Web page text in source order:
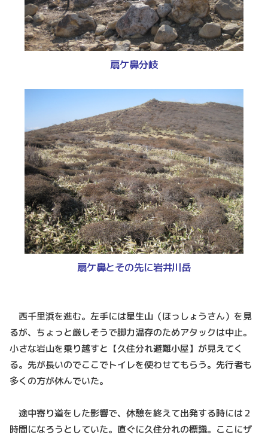
扇ケ鼻分岐
扇ケ鼻とその先に岩井川岳
西千里浜を進む。左手には星生山（ほっしょうさん）を見
るが、ちょっと厳しそうで脚力温存のためアタックは中止。
小さな岩山を乗り越すと【久住分れ避難小屋】が見えてく
る。先が長いのでここでトイレを使わせてもらう。先行者も
多くの方が休んでいた。
途中寄り道をした影響で、休憩を終えて出発する時には２
時間になろうとしていた。直ぐに久住分れの標識。ここにザ